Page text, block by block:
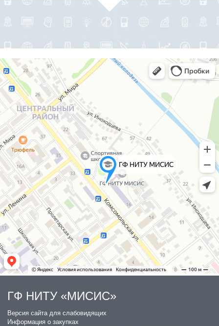
ГФ НИТУ «МИСИС»
​Версия сайта для слабовидящих
Информация о закупках